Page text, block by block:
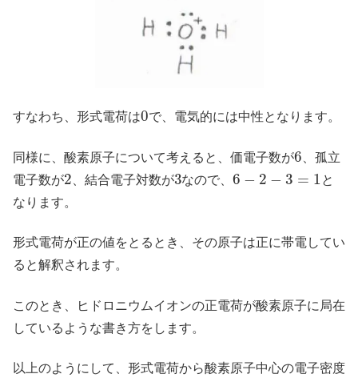
すなわち、形式電荷は
0
で、電気的には中性となります。
同様に、酸素原子について考えると、価電子数が
6
、孤立
電子数が
2
、結合電子対数が
3
なので、
6 − 1
と
なります。
形式電荷が正の値をとるとき、その原子は正に帯電してい
ると解釈されます。
このとき、ヒドロニウムイオンの正電荷が酸素原子に局在
しているような書き方をします。
以上のようにして、形式電荷から酸素原子中心の電子密度